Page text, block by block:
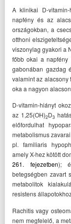
A klinikai D-
napfény és az
országokban, a
otthoni
viszonylag gyakori a
főbb okai a napfény
gabonában gazdag
valamint az alacsony
oka a nagyon
D-vitamin-hiányt
az 1,25(OH)2D3
előfordulhat
metabolismus
pl. familiaris
amely X-hez kötött
261. fejezetben);
betegségben zavart
metabolitok
resistens
Rachitis vagy
nem megfelelő, a